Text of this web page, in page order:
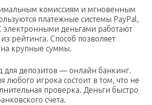
комиссиям и мгновенным
платежные системы PayPal,
электронными деньгами работают
рейтинга. Способ позволяет
на крупные суммы.
депозитов — онлайн банкинг.
любого игрока состоит в том, что не
проверка. Деньги быстро
счета.